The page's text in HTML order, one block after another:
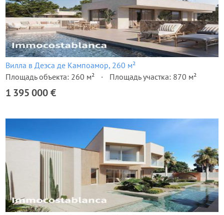
Вилла в Деэса де Кампоамор, 260 м²
Площадь объекта: 260 м²
Площадь участка: 870 м²
1 395 000 €